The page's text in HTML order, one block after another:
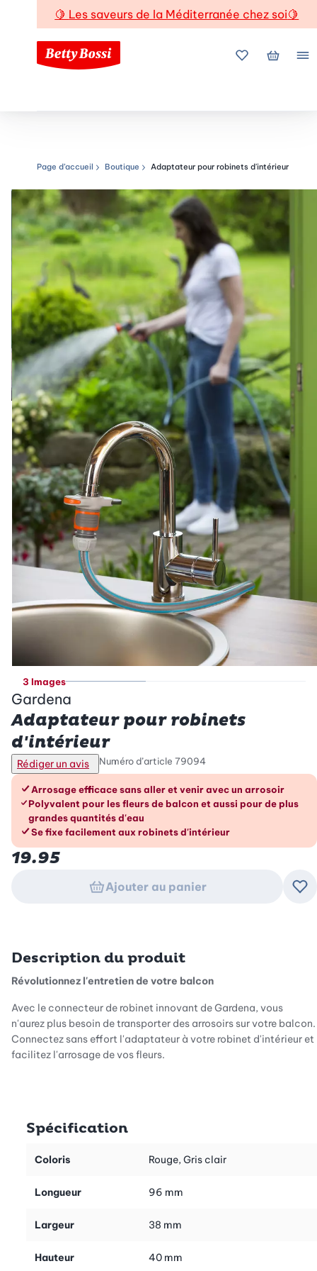
🍋 Les saveurs de la Méditerranée chez soi🍋
Mes favoris
Mon
Chemin de navigation
Page d’accueil Boutique Adaptateur pour robinets d'intérieur
3 Images
Gardena
Adaptateur pour robinets
d'intérieur
Rédiger un avis Numéro d’article 79094
Les avantages en un coup d’œil
Arrosage efficace sans aller et venir avec un arrosoir
Polyvalent pour les fleurs de balcon et aussi pour de plus
grandes quantités d'eau
Se fixe facilement aux robinets d'intérieur
19.95
Ajouter au panier
Description du produit
Révolutionnez l'entretien de votre balcon
Avec le connecteur de robinet innovant de Gardena, vous
n'aurez plus besoin de transporter des arrosoirs sur votre balcon.
Connectez sans effort l'adaptateur à votre robinet d'intérieur et
facilitez l'arrosage de vos fleurs.
Grâce à sa conception astucieuse, la connexion de
équipement supplémentaire n'est nécessaire. Fixez
verrouillez-le à l'aide d'une simple glissière - sans avoir à faire
Spécification
Coloris Rouge, Gris clair
Longueur 96 mm
Largeur 38 mm
Hauteur 40 mm